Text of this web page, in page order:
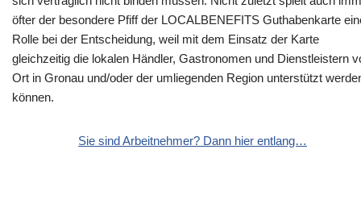
öfter der besondere Pfiff der LOCALBENEFITS Guthabenkarte
Rolle bei der Entscheidung, weil mit dem Einsatz der Karte
gleichzeitig die lokalen Händler, Gastronomen und Dienstleistern
Ort in Gronau und/oder der umliegenden Region unterstützt
können.
Sie sind Arbeitnehmer? Dann hier entlang…